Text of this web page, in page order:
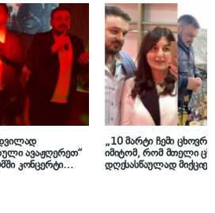
ავაჟღერეთ“
კონცერტი
„10 მარტი ჩემი
იმიტომ, რომ მთელი
დღესასწაულად